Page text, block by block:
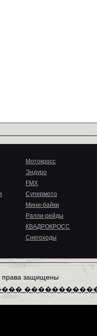
Мотокросс
Эндуро
FMX
Супермото
Мини-байки
Ралли-рейды
КВАДРОКРОСС
Снегоходы
права защищены